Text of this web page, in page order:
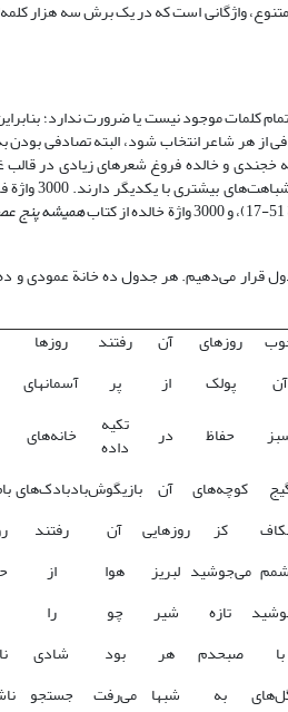
واژگانی است که در یک برش سه هزار
کلمات موجود نیست یا ضرورت ندارد؛
برای نمونه 3000واژه، غیر گزینشی و تصادفی از هر شاعر انتخاب
و خالده فروغ شعرهای زیادی در قالب
یکدیگر دارند. 3000 واژة فروغ از کتاب
همیشه پنج
قرار می‌دهیم. هر جدول ده خانة عمودی و
روزهای آن رفتند روزها
آن پولک از پر آسمانهای
حفاظ در تکیه
داده خانه‌های
کوچه‌های آن بازیگوشبادبادک‌های
کز روزهایی آن رفتند
می‌جوشید لبریز هوا از
تازه شیر چو را
با صبحدم هر بود شادی
به شبها می‌رفت جستجو